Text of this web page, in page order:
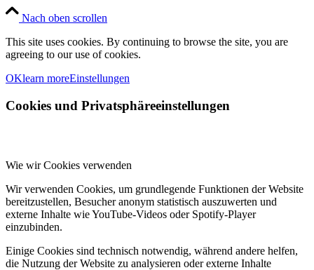
Nach oben scrollen
This site uses cookies. By continuing to browse the site, you are
agreeing to our use of cookies.
OKlearn moreEinstellungen
Cookies und Privatsphäreeinstellungen
Wie wir Cookies verwenden
Wir verwenden Cookies, um grundlegende Funktionen der Website
bereitzustellen, Besucher anonym statistisch auszuwerten und
externe Inhalte wie YouTube-Videos oder Spotify-Player
einzubinden.
Einige Cookies sind technisch notwendig, während andere helfen,
die Nutzung der Website zu analysieren oder externe Inhalte